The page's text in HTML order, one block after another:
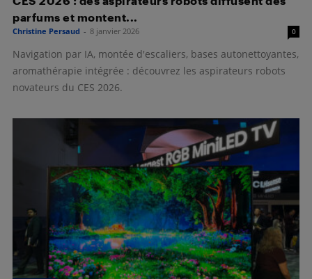
parfums et montent...
Christine Persaud - 8 janvier 2026 0
Navigation par IA, montée d'escaliers, bases autonettoyantes,
aromathérapie intégrée : découvrez les aspirateurs robots
novateurs du CES 2026.